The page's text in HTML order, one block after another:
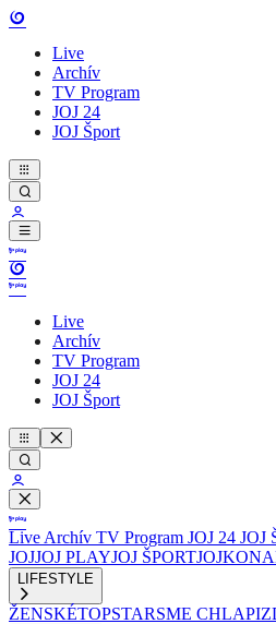
Live
Archív
TV Program
JOJ 24
JOJ Šport
Live
Archív
TV Program
JOJ 24
JOJ Šport
Live Archív TV Program JOJ 24 JOJ
JOJJOJ PLAYJOJ ŠPORTJOJKO
LIFESTYLE
ŽENSKÉTOPSTARSME CHLAPI